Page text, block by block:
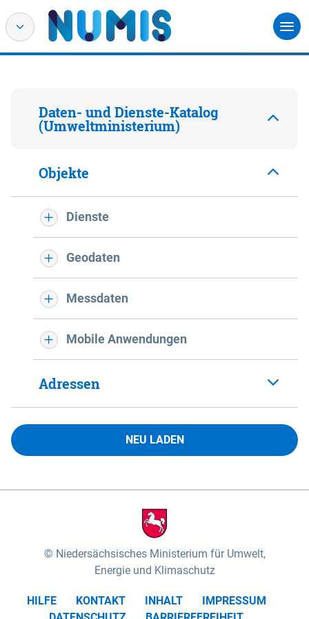
Daten- und Dienste-Katalog
(Umweltministerium)
Objekte
Dienste
Geodaten
Messdaten
Mobile Anwendungen
Adressen
NEU LADEN
Niedersächsisches Ministerium für Umwelt,
Energie und Klimaschutz
HILFE KONTAKT INHALT
IMPRESSUM